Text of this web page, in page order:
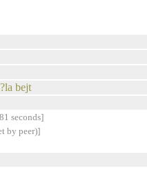
bejt
seconds]
by peer)]